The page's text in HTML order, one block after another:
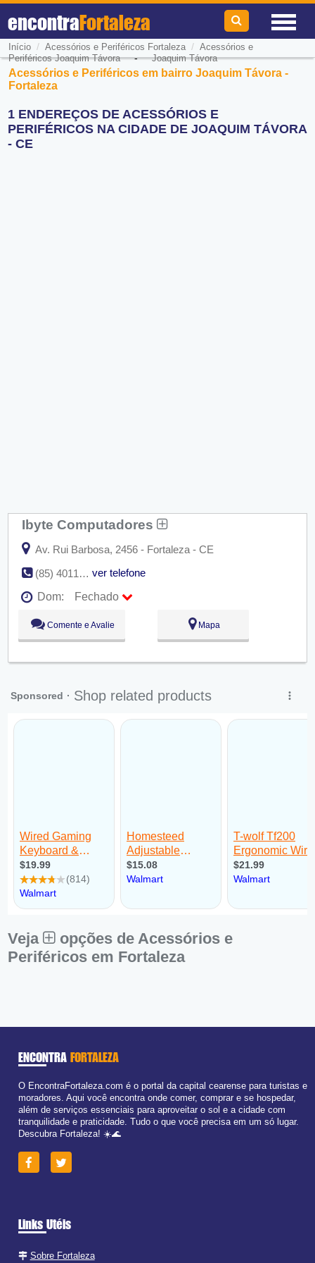
encontraFortaleza
Início / Acessórios e Periféricos Fortaleza/ Acessórios e
Periféricos Joaquim Távora-Joaquim Távora
Acessórios e Periféricos em bairro Joaquim Távora -
Fortaleza
1 ENDEREÇOS DE ACESSÓRIOS E
PERIFÉRICOS NA CIDADE DE JOAQUIM TÁVORA
- CE
Ibyte Computadores
Av. Rui Barbosa, 2456 - Fortaleza - CE
(85) 4011-5000
ver telefone
Dom:
Fechado
Seg:
Ter:
09:00 - 18:00
Qua:
09:00 - 18:00
Sex:
09:00 - 18:00
Dom:
Fechado
Comente e Avalie Mapa
Veja
opções de Acessórios e
Periféricos em Fortaleza
ENCONTRA FORTALEZA
O EncontraFortaleza.com é o portal da capital cearense para turistas e
moradores. Aqui você encontra onde comer, comprar e se hospedar,
além de serviços essenciais para aproveitar o sol e a cidade com
tranquilidade e praticidade. Tudo o que você precisa em um só lugar.
Descubra Fortaleza! ☀️🌊
Links Utéis
Sobre Fortaleza